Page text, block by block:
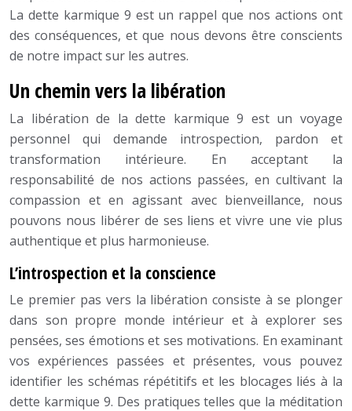
La dette karmique 9 est un rappel que nos actions ont
des conséquences, et que nous devons être conscients
de notre impact sur les autres.
Un chemin vers la libération
La libération de la dette karmique 9 est un voyage
personnel qui demande introspection, pardon et
transformation intérieure. En acceptant la
responsabilité de nos actions passées, en cultivant la
compassion et en agissant avec bienveillance, nous
pouvons nous libérer de ses liens et vivre une vie plus
authentique et plus harmonieuse.
L’introspection et la conscience
Le premier pas vers la libération consiste à se plonger
dans son propre monde intérieur et à explorer ses
pensées, ses émotions et ses motivations. En examinant
vos expériences passées et présentes, vous pouvez
identifier les schémas répétitifs et les blocages liés à la
dette karmique 9. Des pratiques telles que la méditation